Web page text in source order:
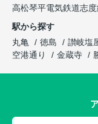
高松琴平電気鉄道志度
駅から探す
丸亀
徳島 讃岐塩
空港通り
金蔵寺